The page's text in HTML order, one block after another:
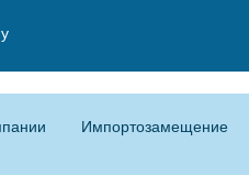
Импортозамещение